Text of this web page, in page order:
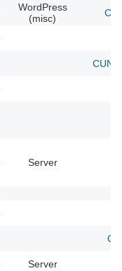
WordPress
(misc)
Server
Server